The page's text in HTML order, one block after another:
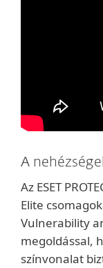
A
Az ESET
Elite
Vulnerability
megoldással,
színvonalat